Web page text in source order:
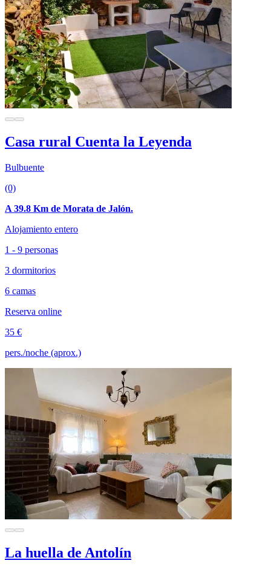
Casa rural Cuenta la Leyenda
Bulbuente
(0)
A 39.8 Km de Morata de Jalón.
Alojamiento entero
1 - 9 personas
3 dormitorios
6 camas
Reserva online
35 €
pers./noche (aprox.)
La huella de Antolín